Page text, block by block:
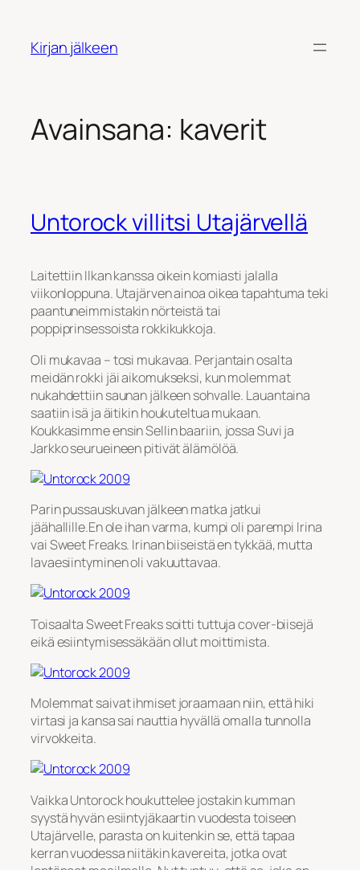
Kirjan jälkeen
Avainsana: kaverit
Untorock villitsi Utajärvellä
Laitettiin Ilkan kanssa oikein komiasti jalalla
viikonloppuna. Utajärven ainoa oikea tapahtuma teki
paantuneimmistakin nörteistä tai
poppiprinsessoista rokkikukkoja.
Oli mukavaa – tosi mukavaa. Perjantain osalta
meidän rokki jäi aikomukseksi, kun molemmat
nukahdettiin saunan jälkeen sohvalle. Lauantaina
saatiin isä ja äitikin houkuteltua mukaan.
Koukkasimme ensin Sellin baariin, jossa Suvi ja
Jarkko seurueineen pitivät älämölöä.
Parin pussauskuvan jälkeen matka jatkui
jäähallille.En ole ihan varma, kumpi oli parempi Irina
vai Sweet Freaks. Irinan biiseistä en tykkää, mutta
lavaesiintyminen oli vakuuttavaa.
Toisaalta Sweet Freaks soitti tuttuja cover-biisejä
eikä esiintymisessäkään ollut moittimista.
Molemmat saivat ihmiset joraamaan niin, että hiki
virtasi ja kansa sai nauttia hyvällä omalla tunnolla
virvokkeita.
Vaikka Untorock houkuttelee jostakin kumman
syystä hyvän esiintyjäkaartin vuodesta toiseen
Utajärvelle, parasta on kuitenkin se, että tapaa
kerran vuodessa niitäkin kavereita, jotka ovat